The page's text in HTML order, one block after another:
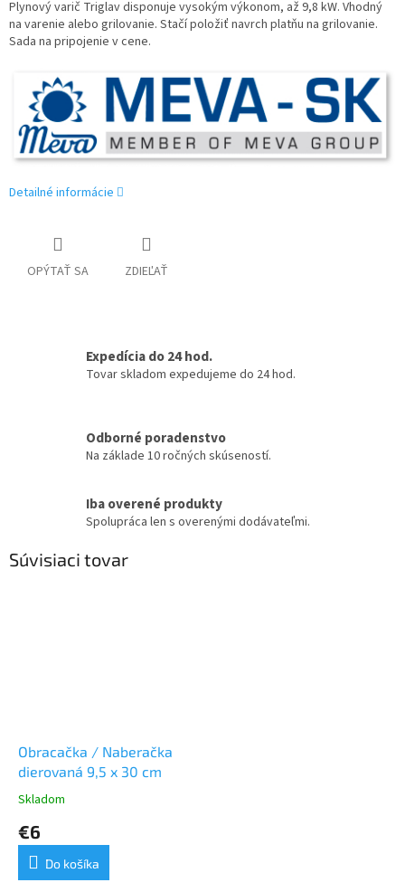
Plynový varič Triglav disponuje vysokým výkonom, až 9,8 kW. Vhodný
na varenie alebo grilovanie. Stačí položiť navrch platňu na grilovanie.
Sada na pripojenie v cene.
Detailné informácie
OPÝTAŤ SA ZDIEĽAŤ
Expedícia do 24 hod.
Tovar skladom expedujeme do 24 hod.
Odborné poradenstvo
Na základe 10 ročných skúseností.
Iba overené produkty
Spolupráca len s overenými dodávateľmi.
Súvisiaci tovar
Obracačka / Naberačka
dierovaná 9,5 x 30 cm
Skladom
€6
Do košíka